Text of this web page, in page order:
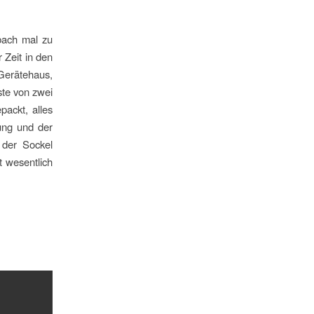
mal zu
Zeit in den
von zwei
alles
und der
Sockel
wesentlich